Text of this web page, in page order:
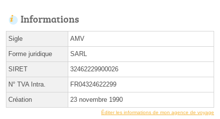
Informations
Sigle AMV
Forme juridique SARL
SIRET 32462229900026
N° TVA Intra. FR04324622299
Création 23 novembre 1990
Éditer les informations de mon agence de voyage